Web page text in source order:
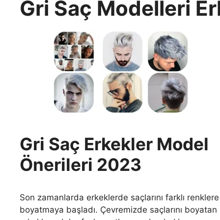
Gri Saç Modelleri
Gri Saç Erkekler Model
Önerileri 2023
Son zamanlarda erkeklerde saçlarını farklı renklere
boyatmaya başladı. Çevremizde saçlarını boyatan